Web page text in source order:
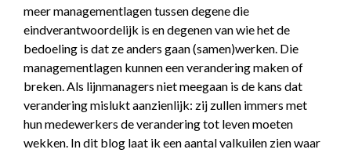
meer managementlagen tussen degene die
eindverantwoordelijk is en degenen van wie het de
bedoeling is dat ze anders gaan (samen)werken. Die
managementlagen kunnen een verandering maken of
breken. Als lijnmanagers niet meegaan is de kans dat
verandering mislukt aanzienlijk: zij zullen immers met
hun medewerkers de verandering tot leven moeten
wekken. In dit blog laat ik een aantal valkuilen zien waar